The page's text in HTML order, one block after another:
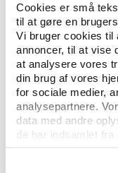
Cookies er små
til at gøre en
Vi bruger cookies til
annoncer, til at vise
at analysere vores
din brug af vores
for sociale medier,
analysepartnere.
data med andre
de har indsamlet fra
Man må dog sige,
til forbedring af
tæller bestemt på
det er
til gode.
Men hvad